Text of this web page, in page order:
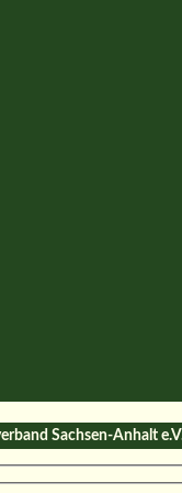
Sachsen-Anhalt